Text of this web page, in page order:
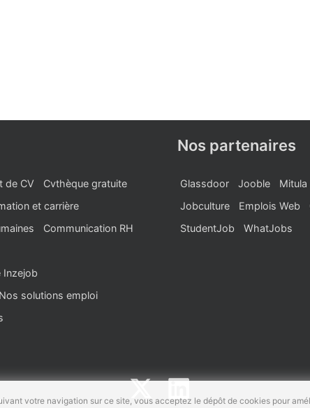
de CV
Cvthèque gratuite
et carrière
Communication RH
Inzejob
Nos solutions emploi
Nos partenaires
Glassdoor Jooble Mitula
Jobculture
Emplois Web
StudentJob
WhatJobs
votre navigation sur ce site, vous acceptez le dépôt de cookies pour